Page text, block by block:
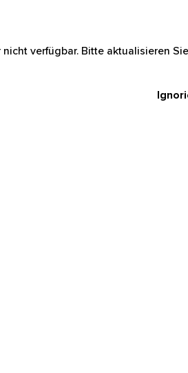
verfügbar. Bitte aktualisieren